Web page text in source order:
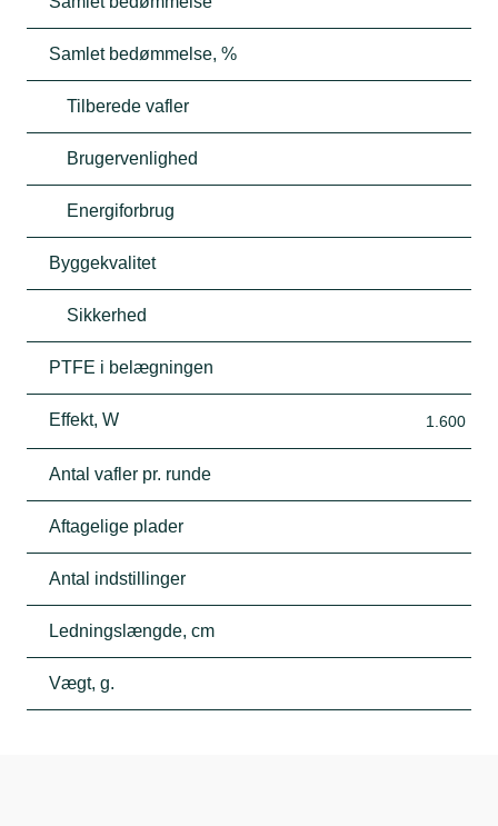
Samlet bedømmelse, %
Tilberede vafler
Brugervenlighed
Energiforbrug
Byggekvalitet
Sikkerhed
PTFE i belægningen
Effekt, W 1.600
Antal vafler pr. runde
Aftagelige plader
Antal indstillinger
Ledningslængde, cm
Vægt, g.